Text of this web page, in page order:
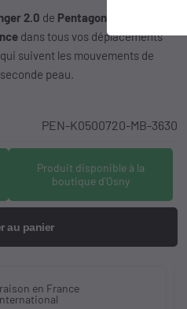
2.0 de Pentagon Tactical
dans tous vos déplacements
suivent les mouvements de
peau.
PEN-K0500720-MB-3630
Produit disponible à la
boutique d'Osny
au panier
en France